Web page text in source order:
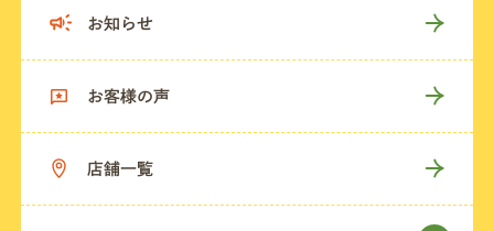
お知らせ
お客様の声
店舗一覧